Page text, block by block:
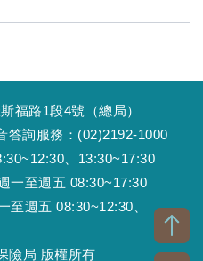
福路1段4號（總局）
答詢服務：(02)2192-1000
、13:30~17:30
一至週五 08:30~17:30
至週五 08:30~12:30、
險局 版權所有